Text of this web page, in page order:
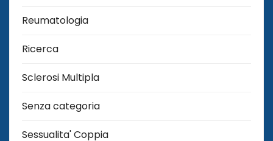
Reumatologia
Ricerca
Sclerosi Multipla
Senza categoria
Sessualita' Coppia